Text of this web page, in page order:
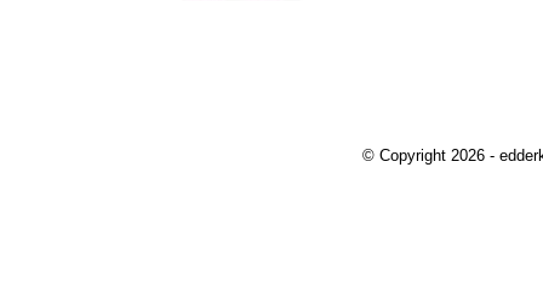
© Copyright 2026 -